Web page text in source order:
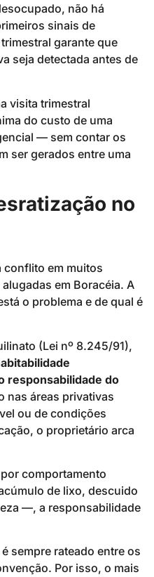
não há
sinais de
garante que
seja detectada antes de
visita trimestral
do custo de uma
— sem contar os
ser gerados entre uma
no
conflito em muitos
em Boracéia. A
o problema e de qual é
(Lei nº 8.245/91),
responsabilidade do
nas áreas privativas
ou de condições
o proprietário arca
comportamento
de lixo, descuido
—, a responsabilidade
sempre rateado entre os
Por isso, o mais